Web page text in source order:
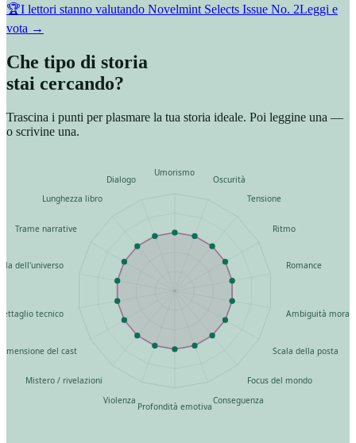
🏆I lettori stanno valutando Novelmint Selects Issue No. 2Leggi e
vota →
Che tipo di storia
stai cercando?
Trascina i punti per plasmare la tua storia ideale. Poi leggine una —
o scrivine una.
Umorismo
Oscurità
Tensione
Ritmo
Romance
Ambiguità morale
Scala della posta
Focus del mondo
Conseguenza
Profondità emotiva
Violenza
Mistero / rivelazioni
del cast
tecnico
dell'universo
Trame narrative
Lunghezza libro
Dialogo